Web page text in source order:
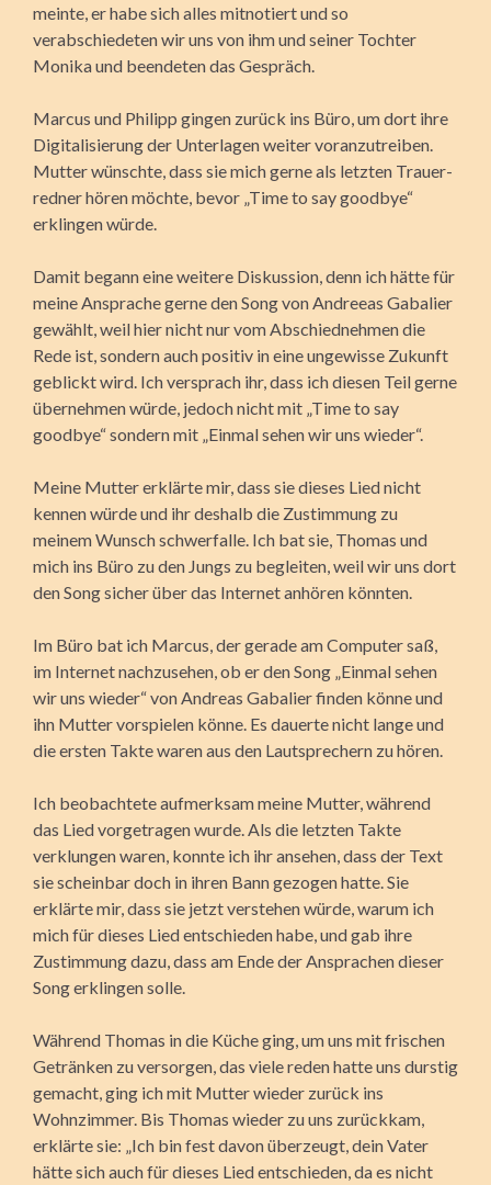
meinte, er habe sich alles mitno­tiert und so
verabschiedeten wir uns von ihm und seiner Tochter
Monika und beendeten das Gespräch.
Marcus und Philipp gingen zurück ins Büro, um dort ihre
Digitalisierung der Unterlagen weiter voranzu­treiben.
Mutter wünschte, dass sie mich gerne als letzten Trauer­­
redner hören möchte, bevor „Time to say goodbye“
erklingen würde.
Damit begann eine weitere Diskussion, denn ich hätte für
meine Ansprache gerne den Song von Andreeas Gabalier
gewählt, weil hier nicht nur vom Abschiednehmen die
Rede ist, sondern auch positiv in eine ungewisse Zukunft
geblickt wird. Ich versprach ihr, dass ich diesen Teil gerne
übernehmen würde, jedoch nicht mit „Time to say
goodbye“ sondern mit „Einmal sehen wir uns wieder“.
Meine Mutter erklärte mir, dass sie dieses Lied nicht
kennen würde und ihr deshalb die Zustimmung zu
meinem Wunsch schwerfalle. Ich bat sie, Thomas und
mich ins Büro zu den Jungs zu begleiten, weil wir uns dort
den Song sicher über das Internet anhören könnten.
Im Büro bat ich Marcus, der gerade am Computer saß,
im Internet nachzusehen, ob er den Song „Einmal sehen
wir uns wieder“ von Andreas Gabalier finden könne und
ihn Mutter vorspielen könne. Es dauerte nicht lange und
die ersten Takte waren aus den Lautsprechern zu hören.
Ich beobachtete aufmerksam meine Mutter, während
das Lied vorgetragen wurde. Als die letzten Takte
verklungen waren, konnte ich ihr ansehen, dass der Text
sie scheinbar doch in ihren Bann gezogen hatte. Sie
erklärte mir, dass sie jetzt verstehen würde, warum ich
mich für dieses Lied entschieden habe, und gab ihre
Zustimmung dazu, dass am Ende der Ansprachen dieser
Song erklingen solle.
Während Thomas in die Küche ging, um uns mit frischen
Getränken zu versorgen, das viele reden hatte uns durstig
gemacht, ging ich mit Mutter wieder zurück ins
Wohnzimmer. Bis Thomas wieder zu uns zurückkam,
erklärte sie: „Ich bin fest davon überzeugt, dein Vater
hätte sich auch für dieses Lied entschieden, da es nicht